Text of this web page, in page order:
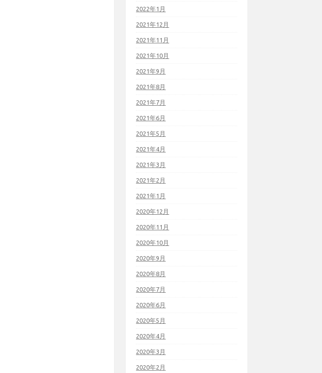
2022年1月
2021年12月
2021年11月
2021年10月
2021年9月
2021年8月
2021年7月
2021年6月
2021年5月
2021年4月
2021年3月
2021年2月
2021年1月
2020年12月
2020年11月
2020年10月
2020年9月
2020年8月
2020年7月
2020年6月
2020年5月
2020年4月
2020年3月
2020年2月